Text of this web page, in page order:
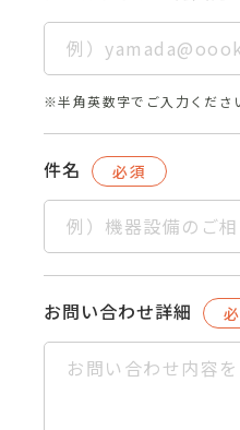
※半角英数字でご入力くださ
件名 必須
お問い合わせ詳細